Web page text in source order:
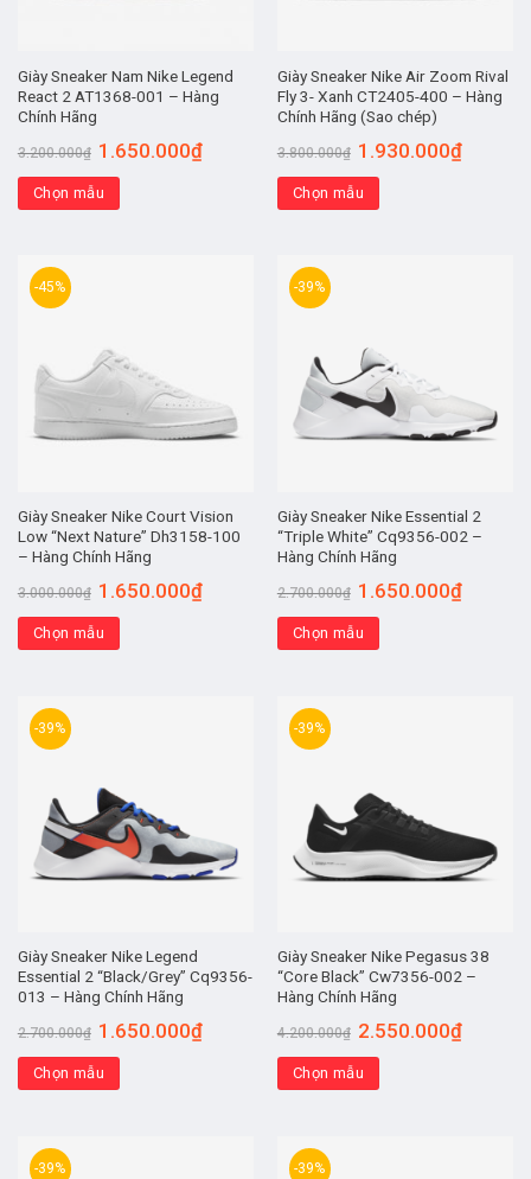
Giày Sneaker Nam Nike Legend
React 2 AT1368-001 – Hàng
Chính Hãng
3.200.000₫ 1.650.000₫
Chọn mẫu
Giày Sneaker Nike Air Zoom Rival
Fly 3- Xanh CT2405-400 – Hàng
Chính Hãng (Sao chép)
3.800.000₫ 1.930.000₫
Chọn mẫu
-45%
Giày Sneaker Nike Court Vision
Low “Next Nature” Dh3158-100
– Hàng Chính Hãng
3.000.000₫ 1.650.000₫
Chọn mẫu
-39%
Giày Sneaker Nike Essential 2
“Triple White” Cq9356-002 –
Hàng Chính Hãng
2.700.000₫ 1.650.000₫
Chọn mẫu
-39%
Giày Sneaker Nike Legend
Essential 2 “Black/Grey” Cq9356-
013 – Hàng Chính Hãng
2.700.000₫ 1.650.000₫
Chọn mẫu
-39%
Giày Sneaker Nike Pegasus 38
“Core Black” Cw7356-002 –
Hàng Chính Hãng
4.200.000₫ 2.550.000₫
Chọn mẫu
-39% -39%